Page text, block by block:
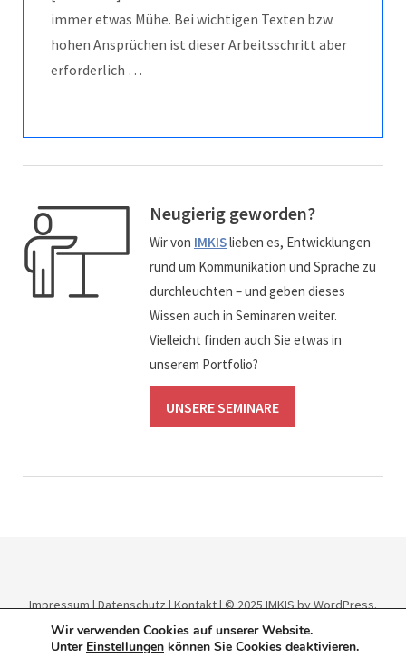
immer etwas Mühe. Bei wichtigen Texten bzw.
hohen Ansprüchen ist dieser Arbeitsschritt aber
erforderlich …
Neugierig geworden?
Wir von IMKISlieben es, Entwicklungen
rund um Kommunikation und Sprache zu
durchleuchten – und geben dieses
Wissen auch in Seminaren weiter.
Vielleicht finden auch Sie etwas in
unserem Portfolio?
UNSERE SEMINARE
Impressum|Datenschutz|Kontakt| © 2025IMKISby WordPress.
Theme: Elmastudio.
Wir verwenden Cookies auf unserer Website.
Unter Einstellungen können Sie Cookies deaktivieren.